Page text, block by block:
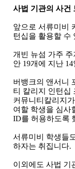
사법 기관의 사건
앞으로 서류미비
턴십을 활용할 수
개빈 뉴섬 가주
안 19개에 지난 14
버뱅크의 앤서니
티 칼리지 인턴십
커뮤니티칼리지
여할 학생을 심사
ID를 허용하도록
서류미비 학생들
하자는 취집니다.
이외에도 사법 기